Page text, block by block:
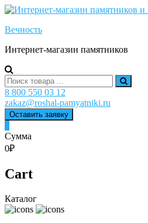
Skip
content
Вечность
Интернет-магазин памятников
Search
for:
8 800 550 03 12
zakaz@roshal-pamyatniki.ru
Оставить заявку
Сумма
0₽
Cart
Каталог